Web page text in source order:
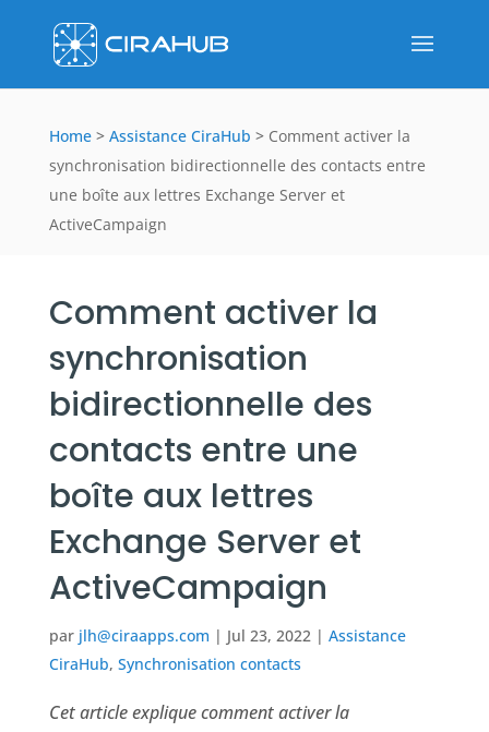
Home > Assistance CiraHub > Comment activer la
synchronisation bidirectionnelle des contacts entre
une boîte aux lettres Exchange Server et
ActiveCampaign
Comment activer la
synchronisation
bidirectionnelle des
contacts entre une
boîte aux lettres
Exchange Server et
ActiveCampaign
par jlh@ciraapps.com | Jul 23, 2022| Assistance
CiraHub, Synchronisation contacts
Cet article explique comment activer la